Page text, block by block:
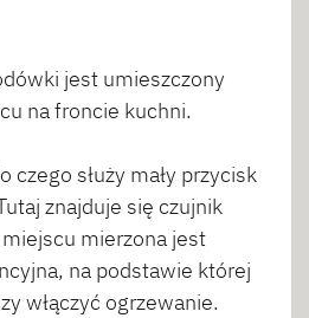
jest umieszczony
na froncie kuchni.
czego służy mały przycisk
znajduje się czujnik
mierzona jest
na podstawie której
włączyć ogrzewanie.